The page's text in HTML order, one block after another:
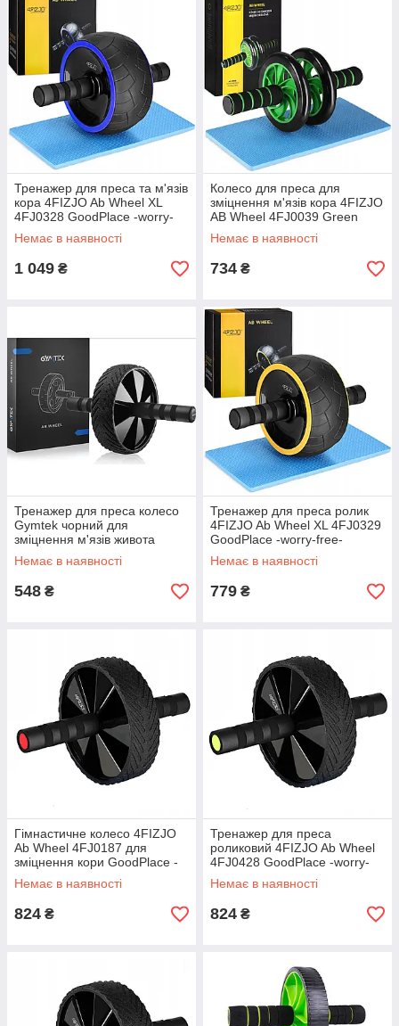
Тренажер для преса та м'язів
кора 4FIZJO Ab Wheel XL
4FJ0328 GoodPlace -worry-
free-shopping-
Немає в наявності
1 049 ₴
Колесо для преса для
зміцнення м'язів кора 4FIZJO
AB Wheel 4FJ0039 Green
GoodPlace -worry-free-
shopping-
Немає в наявності
734 ₴
Тренажер для преса колесо
Gymtek чорний для
зміцнення м'язів живота
GoodPlace -worry-free-
shopping-
Немає в наявності
548 ₴
Тренажер для преса ролик
4FIZJO Ab Wheel XL 4FJ0329
GoodPlace -worry-free-
shopping-
Немає в наявності
779 ₴
Гімнастичне колесо 4FIZJO
Ab Wheel 4FJ0187 для
зміцнення кори GoodPlace -
worry-free-shopping-
Немає в наявності
824 ₴
Тренажер для преса
роликовий 4FIZJO Ab Wheel
4FJ0428 GoodPlace -worry-
free-shopping-
Немає в наявності
824 ₴